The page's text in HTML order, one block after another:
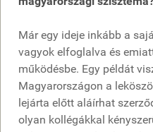
Már egy ideje inkább a
vagyok elfoglalva és
működésbe. Egy példát
Magyarországon a
lejárta előtt aláírhat
olyan kollégákkal